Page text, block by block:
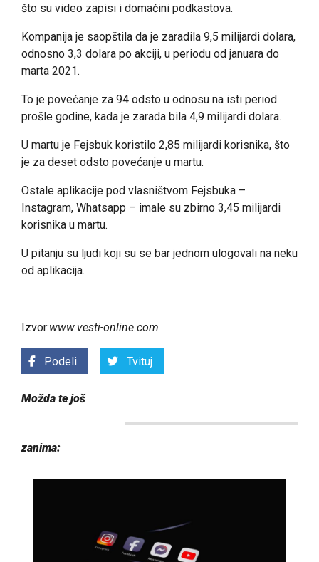
što su video zapisi i domaćini podkastova.
Kompanija je saopštila da je zaradila 9,5 milijardi dolara,
odnosno 3,3 dolara po akciji, u periodu od januara do
marta 2021.
To je povećanje za 94 odsto u odnosu na isti period
prošle godine, kada je zarada bila 4,9 milijardi dolara.
U martu je Fejsbuk koristilo 2,85 milijardi korisnika, što
je za deset odsto povećanje u martu.
Ostale aplikacije pod vlasništvom Fejsbuka –
Instagram, Whatsapp – imale su zbirno 3,45 milijardi
korisnika u martu.
U pitanju su ljudi koji su se bar jednom ulogovali na neku
od aplikacija.
Izvor:www.vesti-online.com
Podeli Tvituj
Možda te još
zanima: